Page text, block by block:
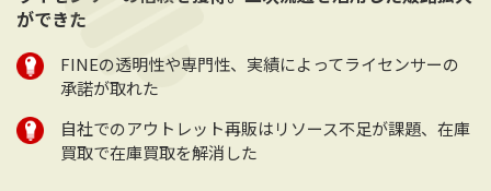
ができた
FINEの透明性や専門性、実績によってライセンサーの
承諾が取れた
自社でのアウトレット再販はリソース不足が課題、在庫
買取で在庫買取を解消した